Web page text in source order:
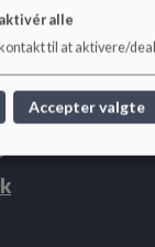
alle
til at aktivere/
Accepter valgte